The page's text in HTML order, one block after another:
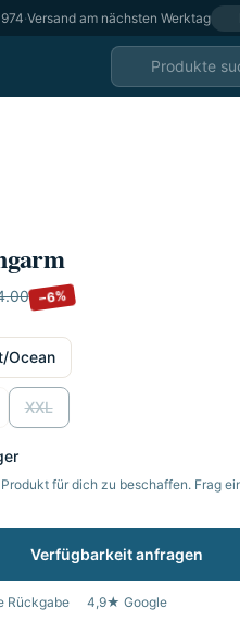
·Versand am nächsten Werktag
−6%
Ocean
XXL
für dich zu beschaffen. Frag
Verfügbarkeit anfragen
Rückgabe
4,9★ Google